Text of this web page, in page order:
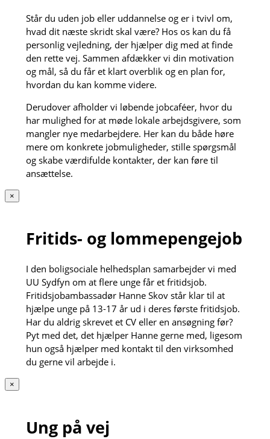
Står du uden job eller uddannelse og er i tvivl om,
hvad dit næste skridt skal være? Hos os kan du få
personlig vejledning, der hjælper dig med at finde
den rette vej. Sammen afdækker vi din motivation
og mål, så du får et klart overblik og en plan for,
hvordan du kan komme videre.
Derudover afholder vi løbende jobcaféer, hvor du
har mulighed for at møde lokale arbejdsgivere, som
mangler nye medarbejdere. Her kan du både høre
mere om konkrete jobmuligheder, stille spørgsmål
og skabe værdifulde kontakter, der kan føre til
ansættelse.
×
Fritids- og lommepengejob
I den boligsociale helhedsplan samarbejder vi med
UU Sydfyn om at flere unge får et fritidsjob.
Fritidsjobambassadør Hanne Skov står klar til at
hjælpe unge på 13-17 år ud i deres første fritidsjob.
Har du aldrig skrevet et CV eller en ansøgning før?
Pyt med det, det hjælper Hanne gerne med, ligesom
hun også hjælper med kontakt til den virksomhed
du gerne vil arbejde i.
×
Ung på vej